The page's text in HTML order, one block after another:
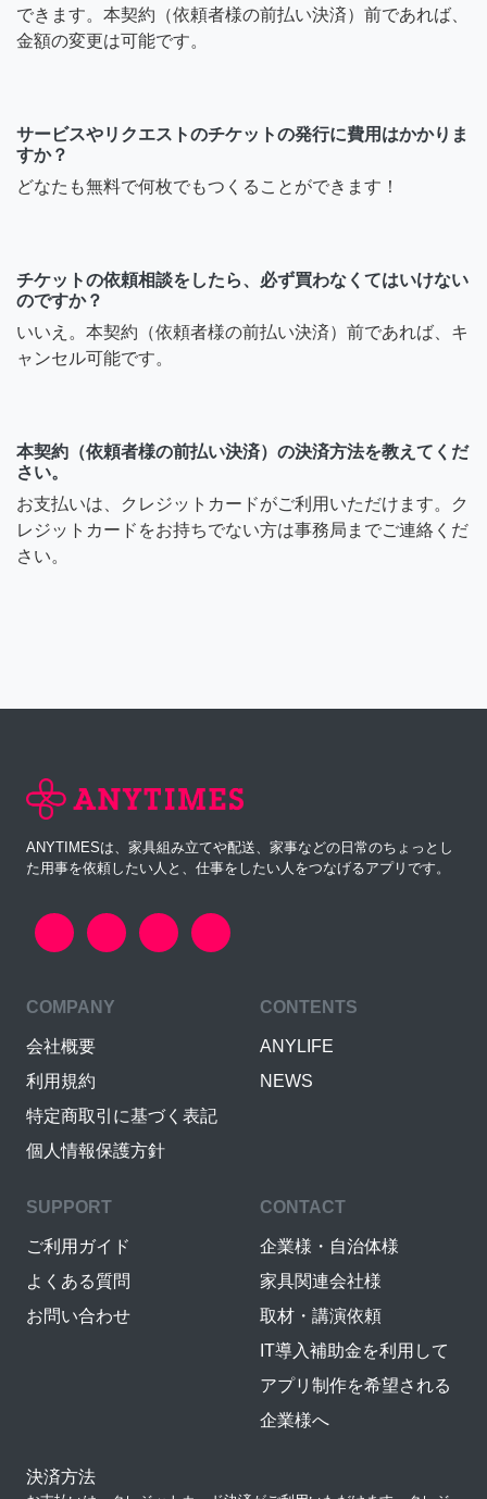
できます。本契約（依頼者様の前払い決済）前であれば、
金額の変更は可能です。
サービスやリクエストのチケットの発行に費用はかかりま
すか？
どなたも無料で何枚でもつくることができます！
チケットの依頼相談をしたら、必ず買わなくてはいけない
のですか？
いいえ。本契約（依頼者様の前払い決済）前であれば、キ
ャンセル可能です。
本契約（依頼者様の前払い決済）の決済方法を教えてくだ
さい。
お支払いは、クレジットカードがご利用いただけます。ク
レジットカードをお持ちでない方は事務局までご連絡くだ
さい。
ANYTIMESは、家具組み立てや配送、家事などの日常のちょっとし
た用事を依頼したい人と、仕事をしたい人をつなげるアプリです。
COMPANY
会社概要
利用規約
特定商取引に基づく表記
個人情報保護方針
CONTENTS
ANYLIFE
NEWS
SUPPORT
ご利用ガイド
よくある質問
お問い合わせ
CONTACT
企業様・自治体様
家具関連会社様
取材・講演依頼
IT導入補助金を利用して
アプリ制作を希望される
企業様へ
決済方法